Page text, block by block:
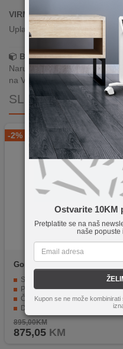
Ostvarite 10KM
Pretplatite se na naš
naše
Kupon se ne može
VIRMANSKO PLAĆANJE
Uplata po predračunu putem
Brza dostava!
Narudžbe zaprimljene
na Vašoj adresi paket je već
SLIČNI PROIZVODI
-2%
Gorenje GEC6A41SC
Staklokeramička ploča za brzo zagrijavanje
Pećnica zapremine 71 litara s ventilatorom
Četiri zone za kuhanje s brzim grijačima
Dvostruka vrata pećnice s CompactDoor tehnologijom
Energetski razred A za uštedu energije
895,00KM
875,05KM